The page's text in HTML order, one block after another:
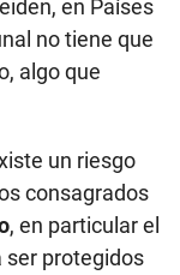
en Países
no tiene que
algo que
un riesgo
consagrados
, en particular el
ser protegidos